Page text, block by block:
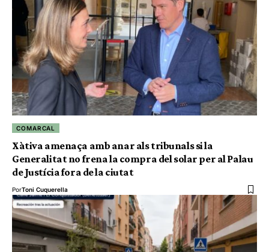
COMARCAL
Xàtiva amenaça amb anar als tribunals si la
Generalitat no frena la compra del solar per al Palau
de Justícia fora de la ciutat
PorToni Cuquerella